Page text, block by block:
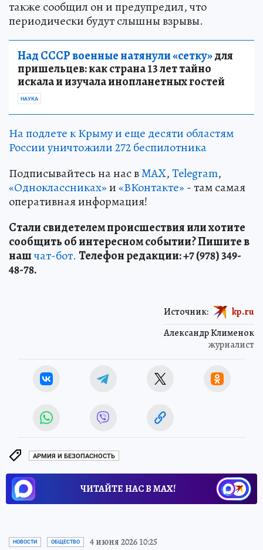
также сообщил он и предупредил, что
периодически будут слышны взрывы.
Над СССР военные натянули «сетку»для
пришельцев: как страна 13 лет тайно
искала и изучала инопланетных гостей
НАУКА
На подлете к Крыму и еще десяти областям
России уничтожили 272 беспилотника
Подписывайтесь на нас вMAX,Telegram,
«Одноклассниках»и«ВКонтакте» - там самая
оперативная информация!
Стали свидетелем происшествия или хотите
сообщить об интересном событии? Пишите в
нашчат-бот. Телефон редакции: +7 (978) 349-
48-78.
Александр Клименок
журналист
Источник: kp.ru
АРМИЯ И БЕЗОПАСНОСТЬ
ЧИТАЙТЕ НАС В МАХ!
НОВОСТИ ОБЩЕСТВО 4 июня 2026 10:25